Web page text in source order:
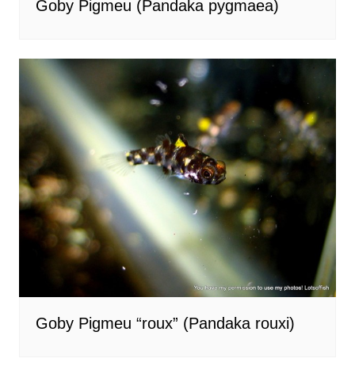
Goby Pigmeu (Pandaka pygmaea)
Goby Pigmeu “roux” (Pandaka rouxi)